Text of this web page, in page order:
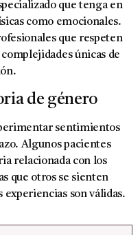
que tenga en
como emocionales.
que respeten
únicas de
de género
sentimientos
Algunos pacientes
relacionada con los
que otros se sienten
experiencias son válidas.